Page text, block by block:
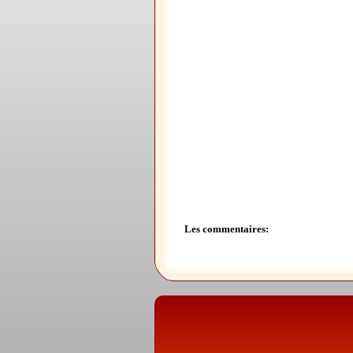
Les commentaires: